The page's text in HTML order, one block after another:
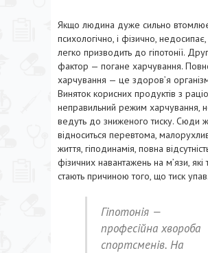
Якщо людина дуже сильно
психологічно, і фізично,
легко призводить до гіпотонії.
фактор — погане харчування.
харчування — це здоров’я
Виняток корисних продуктів з
неправильний режим харчування,
ведуть до зниженого тиску. Сюди ж
відноситься перевтома,
життя, гіподинамія, повна
фізичних навантажень на м’язи, які
стають причиною того, що тиск упав.
Гіпотонія —
професійна хвороба
спортсменів. На